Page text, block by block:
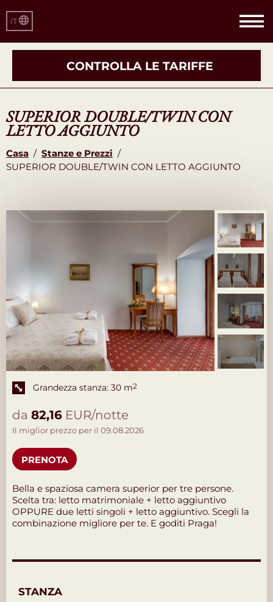
CONTROLLA LE TARIFFE
IT
SUPERIOR DOUBLE/TWIN CON
LETTO AGGIUNTO
Casa / Stanze e Prezzi /
SUPERIOR DOUBLE/TWIN CON LETTO AGGIUNTO
Bella e spaziosa camera superior per tre persone.
Scelta tra: letto matrimoniale + letto aggiuntivo
OPPURE due letti singoli + letto aggiuntivo. Scegli la
combinazione migliore per te. E goditi Praga!
Grandezza stanza: 30 m2
da 82,16 EUR/notte
Il miglior prezzo per il 09.08.2026
PRENOTA
STANZA